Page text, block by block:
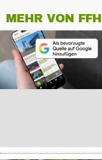
MEHR VON FFH